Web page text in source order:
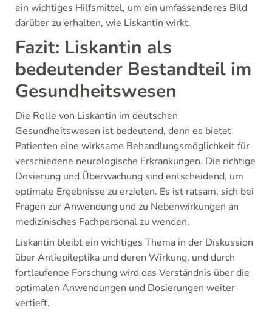
ein wichtiges Hilfsmittel, um ein umfassenderes Bild
darüber zu erhalten, wie Liskantin wirkt.
Fazit: Liskantin als
bedeutender Bestandteil im
Gesundheitswesen
Die Rolle von Liskantin im deutschen
Gesundheitswesen ist bedeutend, denn es bietet
Patienten eine wirksame Behandlungsmöglichkeit für
verschiedene neurologische Erkrankungen. Die richtige
Dosierung und Überwachung sind entscheidend, um
optimale Ergebnisse zu erzielen. Es ist ratsam, sich bei
Fragen zur Anwendung und zu Nebenwirkungen an
medizinisches Fachpersonal zu wenden.
Liskantin bleibt ein wichtiges Thema in der Diskussion
über Antiepileptika und deren Wirkung, und durch
fortlaufende Forschung wird das Verständnis über die
optimalen Anwendungen und Dosierungen weiter
vertieft.